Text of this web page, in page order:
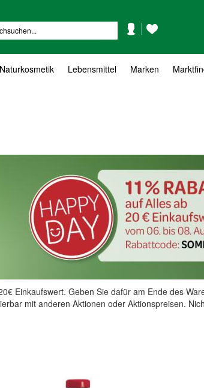
KontoWunschzettel
Naturkosmetik Lebensmittel Marken
Einkaufswert. Geben Sie dafür am Ende des
mit anderen Aktionen oder Aktionspreisen.